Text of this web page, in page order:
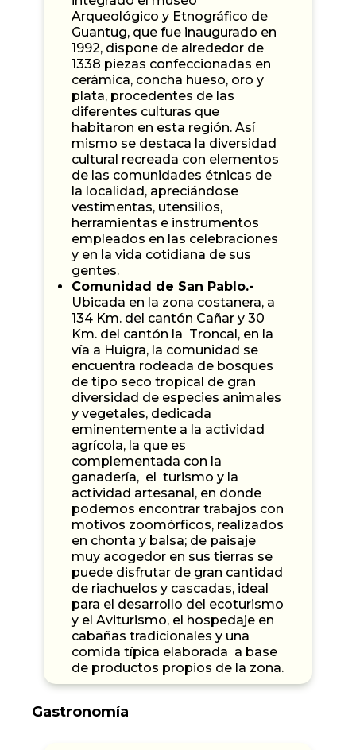
Arqueológico y Etnográfico de
Guantug, que fue inaugurado en
1992, dispone de alrededor de
1338 piezas confeccionadas en
cerámica, concha hueso, oro y
plata, procedentes de las
diferentes culturas que
habitaron en esta región. Así
mismo se destaca la diversidad
cultural recreada con elementos
de las comunidades étnicas de
la localidad, apreciándose
vestimentas, utensilios,
herramientas e instrumentos
empleados en las celebraciones
y en la vida cotidiana de sus
gentes.
Comunidad de San Pablo.-
Ubicada en la zona costanera, a
134 Km. del cantón Cañar y 30
Km. del cantón la Troncal, en la
vía a Huigra, la comunidad se
encuentra rodeada de bosques
de tipo seco tropical de gran
diversidad de especies animales
y vegetales, dedicada
eminentemente a la actividad
agrícola, la que es
complementada con la
ganadería, el turismo y la
actividad artesanal, en donde
podemos encontrar trabajos con
motivos zoomórficos, realizados
en chonta y balsa; de paisaje
muy acogedor en sus tierras se
puede disfrutar de gran cantidad
de riachuelos y cascadas, ideal
para el desarrollo del ecoturismo
y el Aviturismo, el hospedaje en
cabañas tradicionales y una
comida típica elaborada a base
de productos propios de la zona.
Gastronomía